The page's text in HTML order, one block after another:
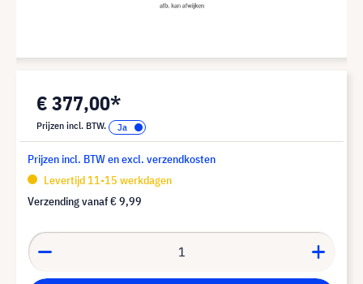
€ 377,00*
Prijzen incl. BTW.
Prijzen incl. BTW en excl. verzendkosten
Levertijd 11-15 werkdagen
Verzending vanaf€ 9,99